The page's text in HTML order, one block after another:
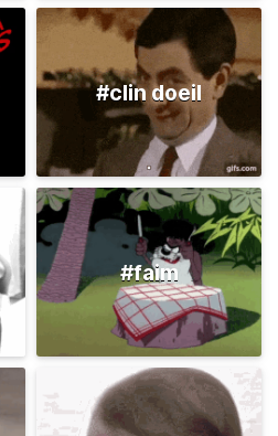
#clin doeil
#faim